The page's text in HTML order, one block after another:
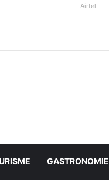
Airtel
GASTRONOMIE